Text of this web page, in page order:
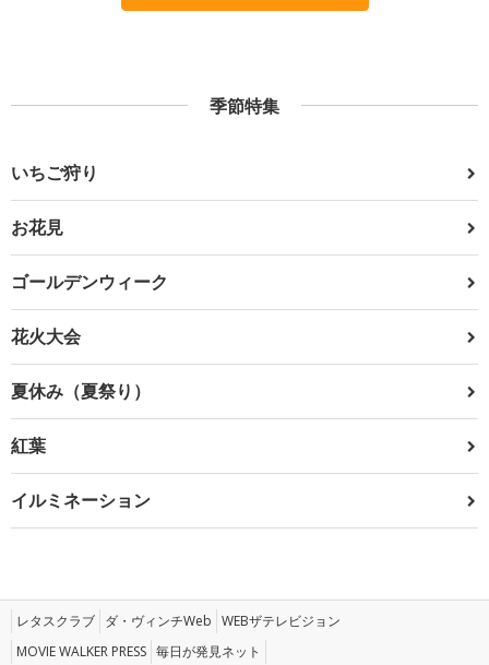
季節特集
いちご狩り
お花見
ゴールデンウィーク
花火大会
夏休み（夏祭り）
紅葉
イルミネーション
レタスクラブ ダ・ヴィンチWeb WEBザテレビジョン
MOVIE WALKER PRESS 毎日が発見ネット